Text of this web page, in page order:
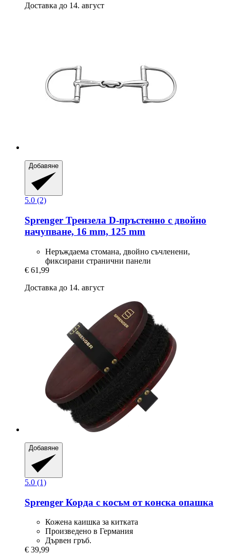
Доставка до 14. август
Добавяне
5.0 (2)
Sprenger Трензела D-​пръстенно с двойно
начупване, 16 mm, 125 mm
Неръждаема стомана, двойно съчленени,
фиксирани странични панели
€ 61,99
Доставка до 14. август
Добавяне
5.0 (1)
Sprenger Корда с косъм от конска опашка
Кожена каишка за китката
Произведено в Германия
Дървен гръб.
€ 39,99